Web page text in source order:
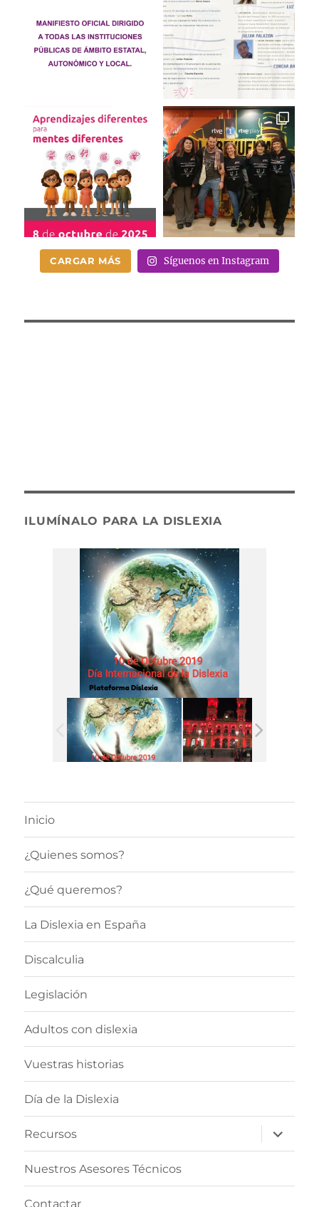
CARGAR MÁS Síguenos en Instagram
ILUMÍNALO PARA LA DISLEXIA
Inicio
¿Quienes somos?
¿Qué queremos?
La Dislexia en España
Discalculia
Legislación
Adultos con dislexia
Vuestras historias
Día de la Dislexia
Recursos
expande
el
menú
Nuestros Asesores Técnicos
Contactar